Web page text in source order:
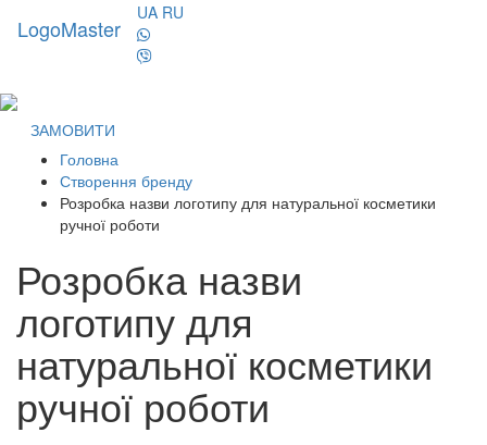
LogoMaster
UA RU
ЗАМОВИТИ
Головна
Створення бренду
Розробка назви логотипу для натуральної косметики
ручної роботи
Розробка назви
логотипу для
натуральної косметики
ручної роботи